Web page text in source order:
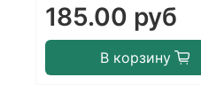
185.00 руб
В корзину